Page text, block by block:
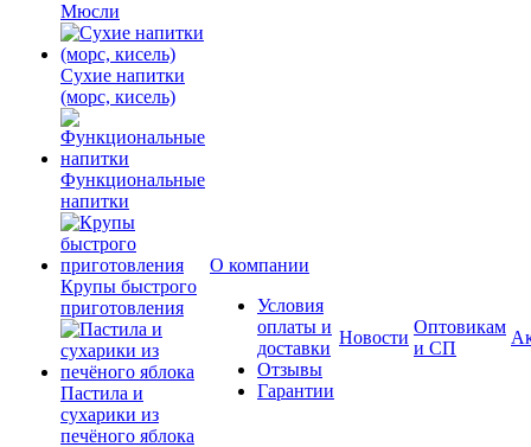
Мюсли
Сухие напитки
(морс, кисель)
Функциональные
напитки
Крупы быстрого
приготовления
Пастила и
сухарики из
печёного яблока
О компании
Условия
оплаты и
доставки
Отзывы
Гарантии
Новости
Оптовикам
и СП